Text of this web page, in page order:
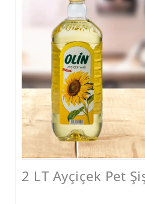
2 LT Ayçiçek Pet